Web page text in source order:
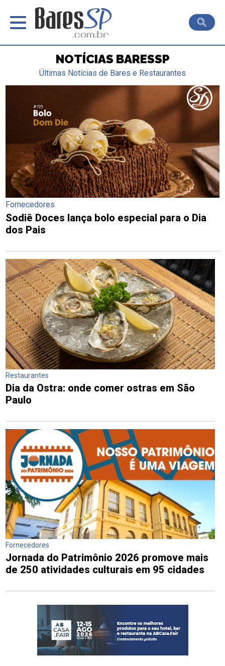
NOTÍCIAS BARESSP
Últimas Notícias de Bares e Restaurantes
Fornecedores
Sodiê Doces lança bolo especial para o Dia
dos Pais
Restaurantes
Dia da Ostra: onde comer ostras em São
Paulo
Fornecedores
Jornada do Patrimônio 2026 promove mais
de 250 atividades culturais em 95 cidades